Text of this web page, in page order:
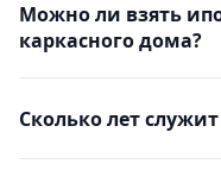
Можно ли взять
каркасного дома?
Сколько лет